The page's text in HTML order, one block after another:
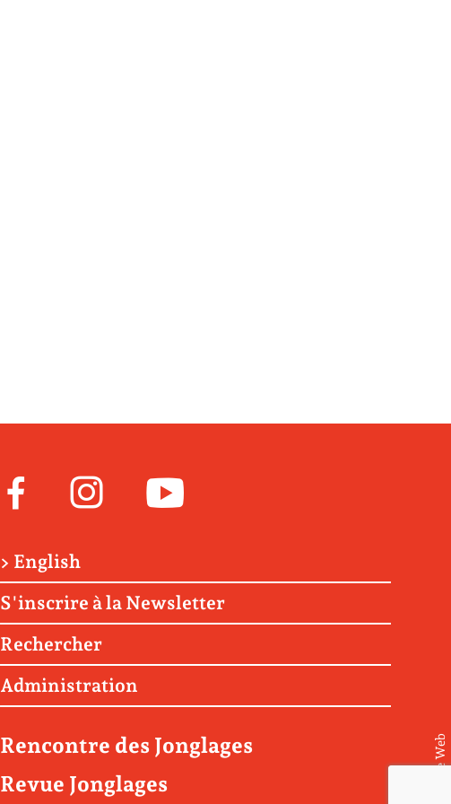
Facebook
Instagram
> English
S'inscrire à la Newsletter
Rechercher
Administration
Rencontre des Jonglages
Revue Jonglages
© Matière Web